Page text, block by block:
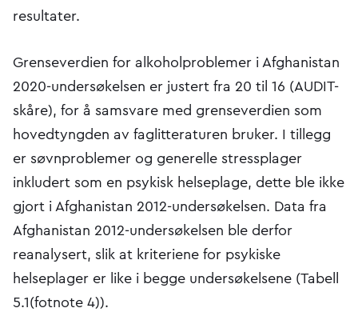
resultater.
Grenseverdien for alkoholproblemer i Afghanistan
2020-undersøkelsen er justert fra 20 til 16 (AUDIT-
skåre), for å samsvare med grenseverdien som
hovedtyngden av faglitteraturen bruker. I tillegg
er søvnproblemer og generelle stressplager
inkludert som en psykisk helseplage, dette ble ikke
gjort i Afghanistan 2012-undersøkelsen. Data fra
Afghanistan 2012-undersøkelsen ble derfor
reanalysert, slik at kriteriene for psykiske
helseplager er like i begge undersøkelsene (Tabell
5.1(fotnote 4)).